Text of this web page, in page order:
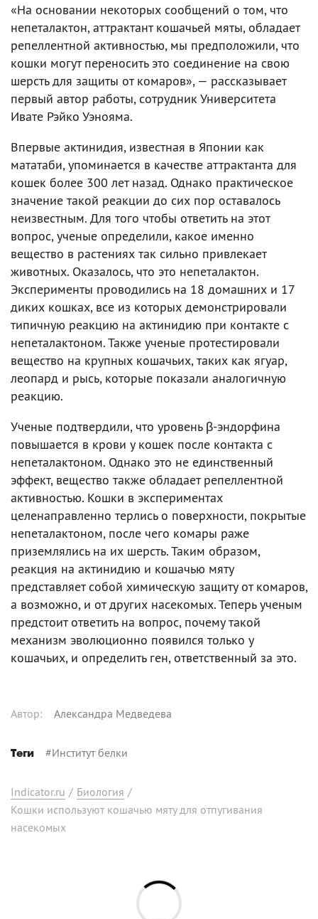
«На основании некоторых сообщений о том, что
непеталактон, аттрактант кошачьей мяты, обладает
репеллентной активностью, мы предположили, что
кошки могут переносить это соединение на свою
шерсть для защиты от комаров», — рассказывает
первый автор работы, сотрудник Университета
Ивате Рэйко Уэнояма.
Впервые актинидия, известная в Японии как
мататаби, упоминается в качестве аттрактанта для
кошек более 300 лет назад. Однако практическое
значение такой реакции до сих пор оставалось
неизвестным. Для того чтобы ответить на этот
вопрос, ученые определили, какое именно
вещество в растениях так сильно привлекает
животных. Оказалось, что это непеталактон.
Эксперименты проводились на 18 домашних и 17
диких кошках, все из которых демонстрировали
типичную реакцию на актинидию при контакте с
непеталактоном. Также ученые протестировали
вещество на крупных кошачьих, таких как ягуар,
леопард и рысь, которые показали аналогичную
реакцию.
Ученые подтвердили, что уровень β-эндорфина
повышается в крови у кошек после контакта с
непеталактоном. Однако это не единственный
эффект, вещество также обладает репеллентной
активностью. Кошки в экспериментах
целенаправленно терлись о поверхности, покрытые
непеталактоном, после чего комары раже
приземлялись на их шерсть. Таким образом,
реакция на актинидию и кошачью мяту
представляет собой химическую защиту от комаров,
а возможно, и от других насекомых. Теперь ученым
предстоит ответить на вопрос, почему такой
механизм эволюционно появился только у
кошачьих, и определить ген, ответственный за это.
Автор: Александра Медведева
Теги #Институт белки
Indicator.ru / Биология /
Кошки используют кошачью мяту для отпугивания
насекомых